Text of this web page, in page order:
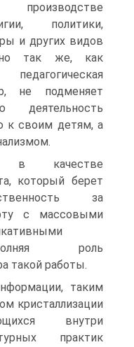
политики,
и других видов
так же, как
не подменяет
деятельность
к своим детям, а
в качестве
который берет
за
с массовыми
роль
такой работы.
таким
кристаллизации
внутри
практик